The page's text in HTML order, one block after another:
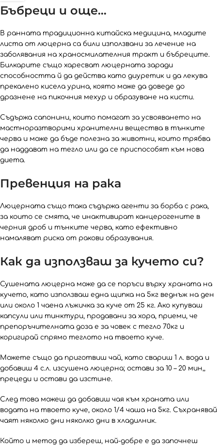
Бъбреци и още…
В ранната традиционна китайска медицина, младите
листа от люцерна са били използвани за лечение на
заболявания на храносмилателния тракт и бъбреците.
Билкарите също харесват люцерната заради
способността й да действа като диуретик и да лекува
прекалено кисела урина, която може да доведе до
дразнене на пикочния мехур и образуване на кисти.
Съдържа сапонини, които помагат за усвояването на
мастноразтворими хранителни вещества в тънките
черва и може да бъде полезна за животни, които трябва
да наддават на тегло или да се приспособят към нова
диета.
Превенция на рака
Люцерната също така съдържа агенти за борба с рака,
за които се смята, че инактивират канцерогените в
черния дроб и тънките черва, като ефективно
намаляват риска от ракови образувания.
Как да използваш за кучето си?
Сушената люцерна може да се поръси върху храната на
кучето, като използваш една щипка на 5кг веднъж на ден
или около 1 чаена лъжичка за куче от 25 кг. Ако купуваш
капсули или тинктури, продавани за хора, приеми, че
препоръчителната доза е за човек с тегло 70кг и
коригирай спрямо теглото на твоето куче.
Можете също да приготвиш чай, като свариш 1 л. вода и
добавиш 4 с.л. изсушена люцерна; остави за 10 – 20 мин,,
прецеди и остави да изстине.
След това можеш да добавиш чая към храната или
водата на твоето куче, около 1/4 чаша на 5кг. Съхранявай
чаят няколко дни няколко дни в хладилник.
Който и метод да избереш, най-добре е да започнеш